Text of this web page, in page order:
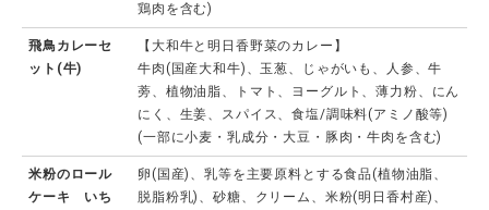
鶏肉を含む)
飛鳥カレーセ
ット(牛)
【大和牛と明日香野菜のカレー】
牛肉(国産大和牛)、玉葱、じゃがいも、人参、牛
蒡、植物油脂、トマト、ヨーグルト、薄力粉、にん
にく、生姜、スパイス、食塩/調味料(アミノ酸等)
(一部に小麦・乳成分・大豆・豚肉・牛肉を含む)
米粉のロール
ケーキ いち
卵(国産)、乳等を主要原料とする食品(植物油脂、
脱脂粉乳)、砂糖、クリーム、米粉(明日香村産)、